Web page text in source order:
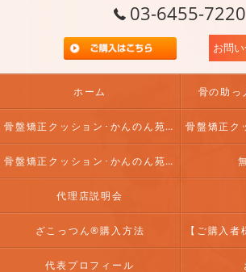
03-6455-7220
お問
ホーム 骨の助
骨盤矯正クッション･かんのん苑の口コミ情報
骨盤矯正クッション･かんのん苑のお客様の声
代理店説明会
ざこっつん®購入方法
代表プロフィール